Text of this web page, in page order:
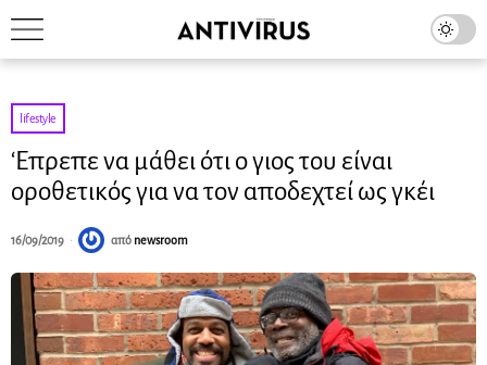
lifestyle
‘Επρεπε να μάθει ότι ο γιος του είναι
οροθετικός για να τον αποδεχτεί ως γκέι
16/09/2019 από newsroom